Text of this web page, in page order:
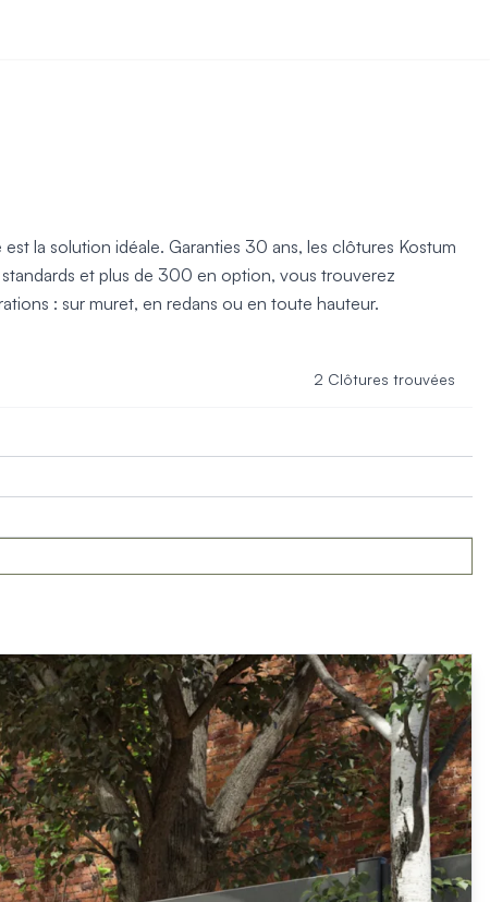
la solution idéale. Garanties 30 ans, les clôtures Kostum
et plus de 300 en option, vous trouverez
: sur muret, en redans ou en toute hauteur.
2 Clôtures trouvées